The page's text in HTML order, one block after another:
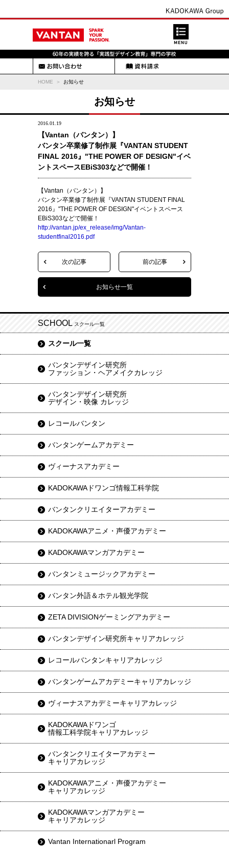
HOME お知らせ
お知らせ
2016.01.19
【Vantan（バンタン）】
バンタン卒業修了制作展『VANTAN STUDENT
FINAL 2016』"THE POWER OF DESIGN"イベ
ントスペースEBiS303などで開催！
【Vantan（バンタン）】
バンタン卒業修了制作展『VANTAN STUDENT FINAL
2016』"THE POWER OF DESIGN"イベントスペース
EBiS303などで開催！
http://vantan.jp/ex_release/img/Vantan-
studentfinal2016.pdf
次の記事 前の記事
お知らせ一覧
SCHOOL スクール一覧
スクール一覧
バンタンデザイン研究所
ファッション・ヘアメイクカレッジ
バンタンデザイン研究所
デザイン・映像 カレッジ
レコールバンタン
バンタンゲームアカデミー
ヴィーナスアカデミー
KADOKAWAドワンゴ情報工科学院
バンタンクリエイターアカデミー
KADOKAWAアニメ・声優アカデミー
KADOKAWAマンガアカデミー
バンタンミュージックアカデミー
バンタン外語＆ホテル観光学院
ZETA DIVISIONゲーミングアカデミー
バンタンデザイン研究所キャリアカレッジ
レコールバンタンキャリアカレッジ
バンタンゲームアカデミーキャリアカレッジ
ヴィーナスアカデミーキャリアカレッジ
KADOKAWAドワンゴ
情報工科学院キャリアカレッジ
バンタンクリエイターアカデミー
キャリアカレッジ
KADOKAWAアニメ・声優アカデミー
キャリアカレッジ
KADOKAWAマンガアカデミー
キャリアカレッジ
Vantan Internationarl Program